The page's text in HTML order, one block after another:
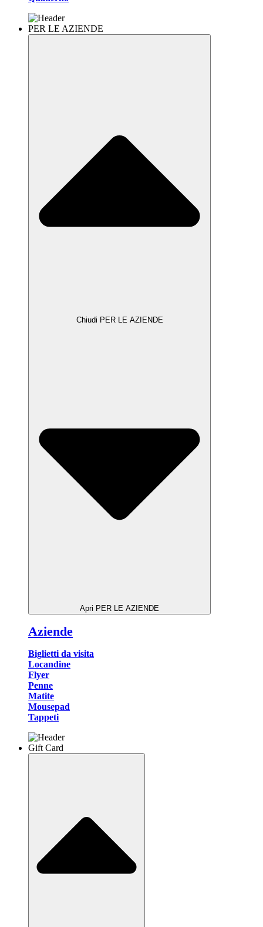
PER LE AZIENDE
Chiudi PER LE AZIENDE
Apri PER LE AZIENDE
Aziende
Biglietti da visita
Locandine
Flyer
Penne
Matite
Mousepad
Tappeti
Gift Card